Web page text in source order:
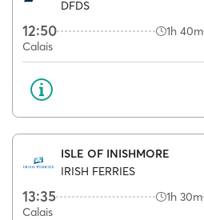
DFDS
12:50 1h 40m
Calais
ISLE OF INISHMORE
IRISH FERRIES
13:35 1h 30m
Calais